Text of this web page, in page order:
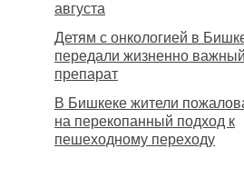
августа
Детям с онкологией в
передали жизненно
препарат
В Бишкеке жители
на перекопанный подход к
пешеходному переходу